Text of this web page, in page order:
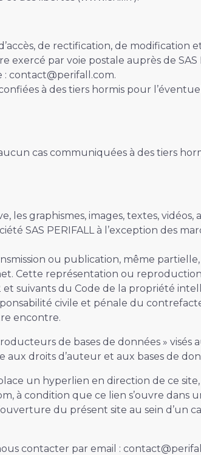
de rectification, de modification
par voie postale auprès de SAS
: contact@perifall.com.
à des tiers hormis pour
cas communiquées à des tiers
graphismes, images, textes, vidéos,
SAS PERIFALL à l’exception des
ou publication, même
Cette représentation ou
suivants du Code de la propriété
civile et pénale du
encontre.
de bases de données » visés
droits d’auteur et aux bases de
un hyperlien en direction de ce
à condition que ce lien s’ouvre
du présent site au sein d’un
contacter par email :